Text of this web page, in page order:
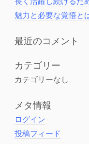
魅力と必要な覚悟と
最近のコメント
カテゴリー
カテゴリーなし
メタ情報
ログイン
投稿フィード